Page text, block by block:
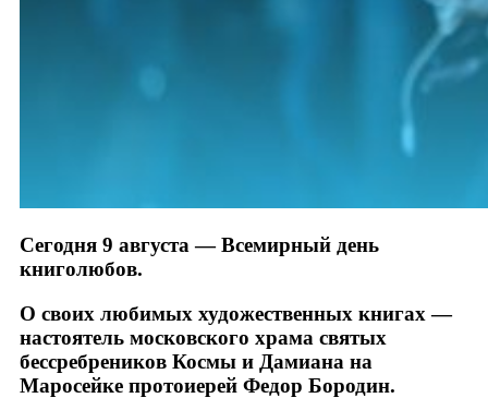
Сегодня 9 августа — Всемирный день
книголюбов.
О своих любимых художественных книгах —
настоятель московского храма святых
бессребреников Космы и Дамиана на
Маросейке протоиерей Федор Бородин.